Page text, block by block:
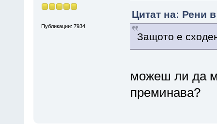
Публикации: 7934
Цитат на: Рени
Защото е
можеш ли да
преминава?